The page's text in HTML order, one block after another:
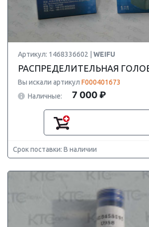
Артикул: 1468336602 | WEIFU
РАСПРЕДЕЛИТЕЛЬНАЯ
Вы искали артикул F000401673
Наличные:
7 000 ₽
Срок поставки: В наличии